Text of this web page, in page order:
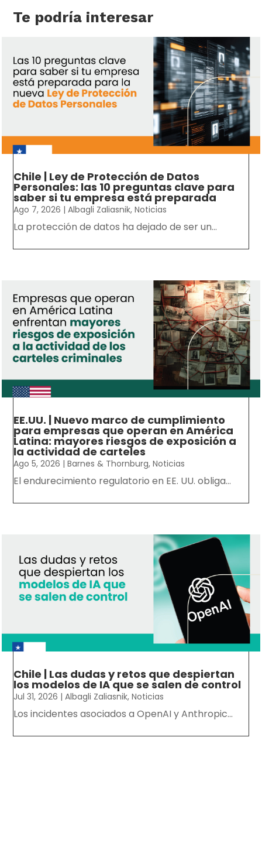
Te podría interesar
Chile | Ley de Protección de Datos
Personales: las 10 preguntas clave para
saber si tu empresa está preparada
Ago 7, 2026 |Albagli Zaliasnik,Noticias
La protección de datos ha dejado de ser un...
EE.UU. | Nuevo marco de cumplimiento
para empresas que operan en América
Latina: mayores riesgos de exposición a
la actividad de carteles
Ago 5, 2026 |Barnes & Thornburg,Noticias
El endurecimiento regulatorio en EE. UU. obliga...
Chile | Las dudas y retos que despiertan
los modelos de IA que se salen de control
Jul 31, 2026 |Albagli Zaliasnik,Noticias
Los incidentes asociados a OpenAI y Anthropic...